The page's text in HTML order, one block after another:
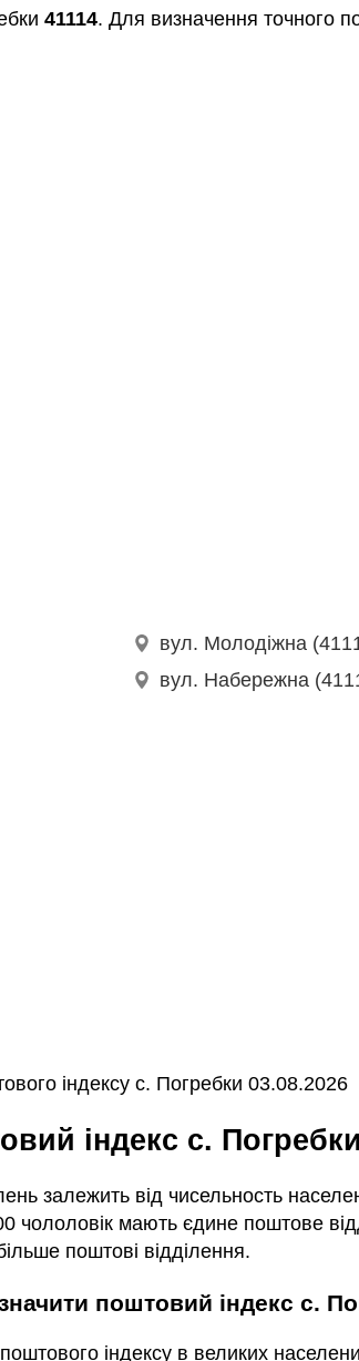
41114. Для визначення точного
вул. Молодіжна
вул. Набережна
індексу с. Погребки 03.08.2026
індекс с.
залежить від чисельность
чололовік мають єдине поштове
поштові відділення.
поштовий індекс с.
індексу в великих